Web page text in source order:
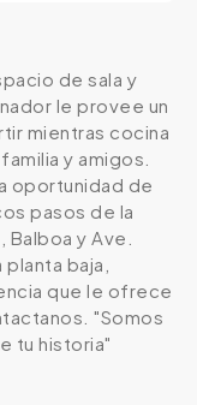
de sala y
le provee un
mientras cocina
y amigos.
oportunidad de
pasos de la
y Ave.
baja,
que le ofrece
"Somos
tu historia"